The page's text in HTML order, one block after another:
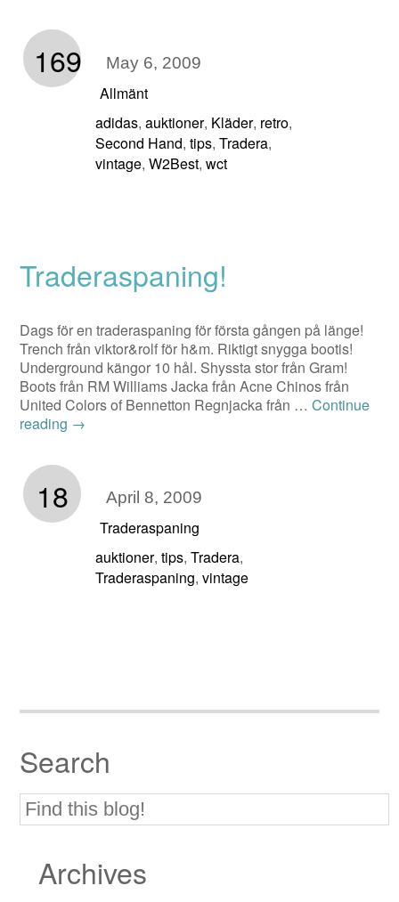
169 May 6, 2009
Allmänt
adidas,auktioner, Kläder, retro,
Second Hand,tips,Tradera,
vintage,W2Best,wct
Traderaspaning!
Dags för en traderaspaning för första gången på länge!
Trench från viktor&rolf för h&m. Riktigt snygga bootis!
Underground kängor 10 hål. Shyssta stor från Gram!
Boots från RM Williams Jacka från Acne Chinos från
United Colors of Bennetton Regnjacka från …Continue
reading →
18 April 8, 2009
Traderaspaning
auktioner,tips,Tradera,
Traderaspaning,vintage
Search
Archives